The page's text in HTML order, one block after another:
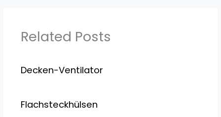
Related Posts
Decken-Ventilator
Flachsteckhülsen